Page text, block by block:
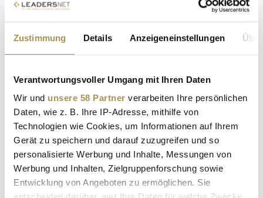
Zustimmung Details Anzeigeneinstellungen
Verantwortungsvoller Umgang mit Ihren Daten
Wir und unsere 58 Partner verarbeiten Ihre persönlichen
Daten, wie z. B. Ihre IP-Adresse, mithilfe von
Technologien wie Cookies, um Informationen auf Ihrem
Gerät zu speichern und darauf zuzugreifen und so
personalisierte Werbung und Inhalte, Messungen von
Werbung und Inhalten, Zielgruppenforschung sowie
Entwicklung von Angeboten zu ermöglichen. Sie
Sicherheitscode bestätigen: *